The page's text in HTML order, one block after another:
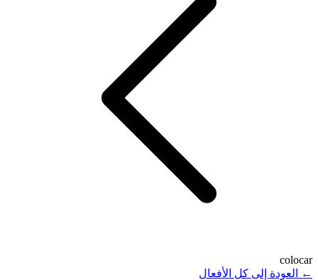
colocar
←
العودة إلى كل الأفعال